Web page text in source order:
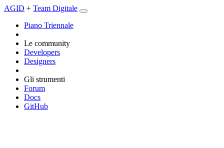
AGID + Team Digitale
Piano Triennale
Le community
Developers
Designers
Gli strumenti
Forum
Docs
GitHub